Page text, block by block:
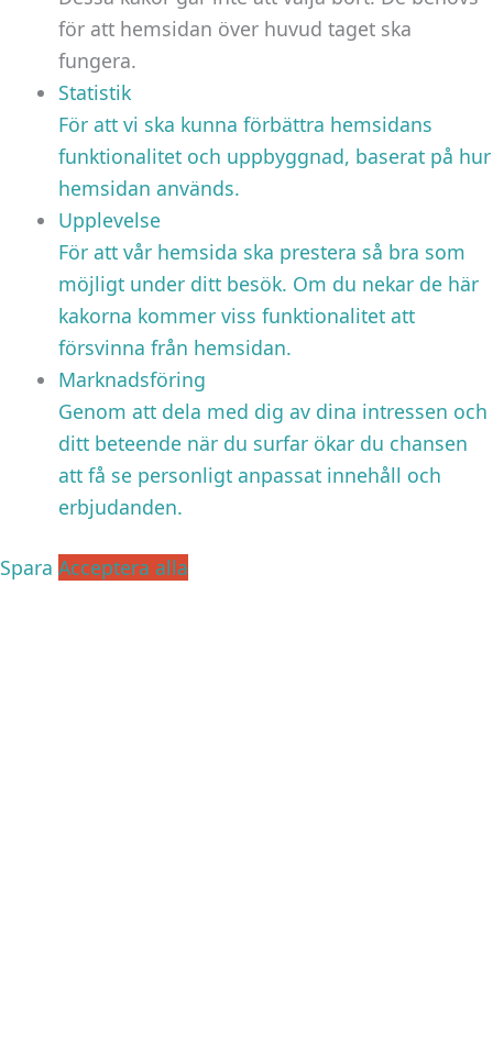
för att hemsidan över huvud taget ska
fungera.
Statistik
För att vi ska kunna förbättra hemsidans
funktionalitet och uppbyggnad, baserat på hur
hemsidan används.
Upplevelse
För att vår hemsida ska prestera så bra som
möjligt under ditt besök. Om du nekar de här
kakorna kommer viss funktionalitet att
försvinna från hemsidan.
Marknadsföring
Genom att dela med dig av dina intressen och
ditt beteende när du surfar ökar du chansen
att få se personligt anpassat innehåll och
erbjudanden.
Spara Acceptera alla